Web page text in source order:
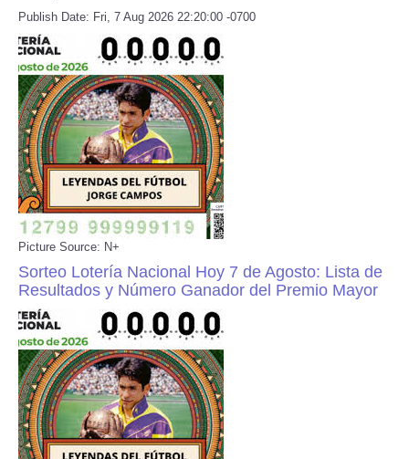
Publish Date: Fri, 7 Aug 2026 22:20:00 -0700
Picture Source: N+
Sorteo Lotería Nacional Hoy 7 de Agosto: Lista de
Resultados y Número Ganador del Premio Mayor